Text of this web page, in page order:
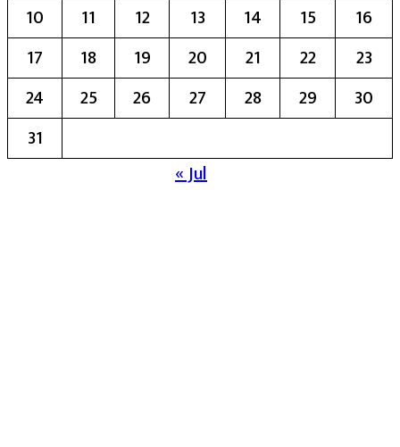
10
11 12 13 14 15
16
17
18 19 20 21 22
23
24
25 26 27 28 29
30
31
« Jul